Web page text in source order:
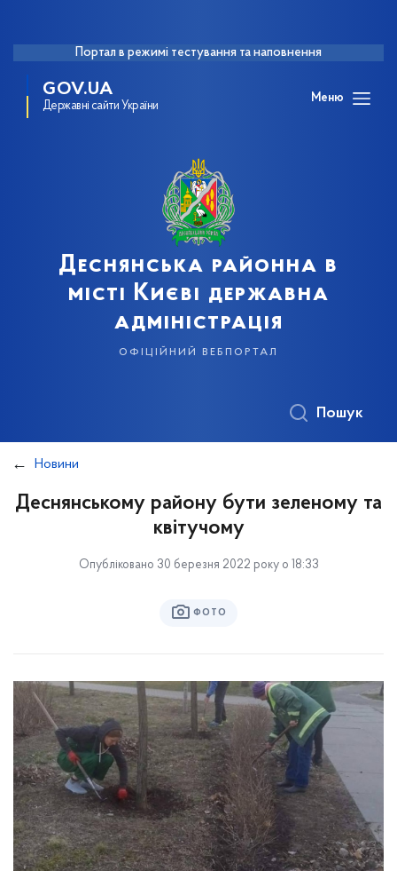
Портал в режимі тестування та наповнення
GOV.UA
Державні сайти України
Меню
Деснянська районна в
місті Києві державна
адміністрація
офіційний вебпортал
Пошук
Новини
Деснянському району бути зеленому та
квітучому
Опубліковано 30 березня 2022 року о 18:33
ФОТО